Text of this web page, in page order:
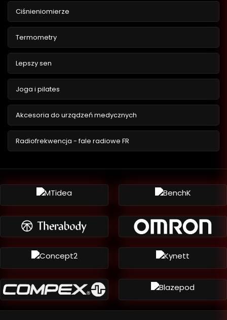
Ciśnieniomierze
Termometry
Lepszy sen
Joga i pilates
Akcesoria do urządzeń medycznych
Radiofrekwencja - fale radiowe FR